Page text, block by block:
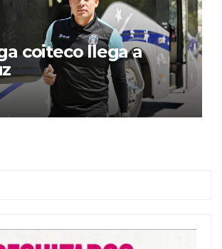
coiteco llega a